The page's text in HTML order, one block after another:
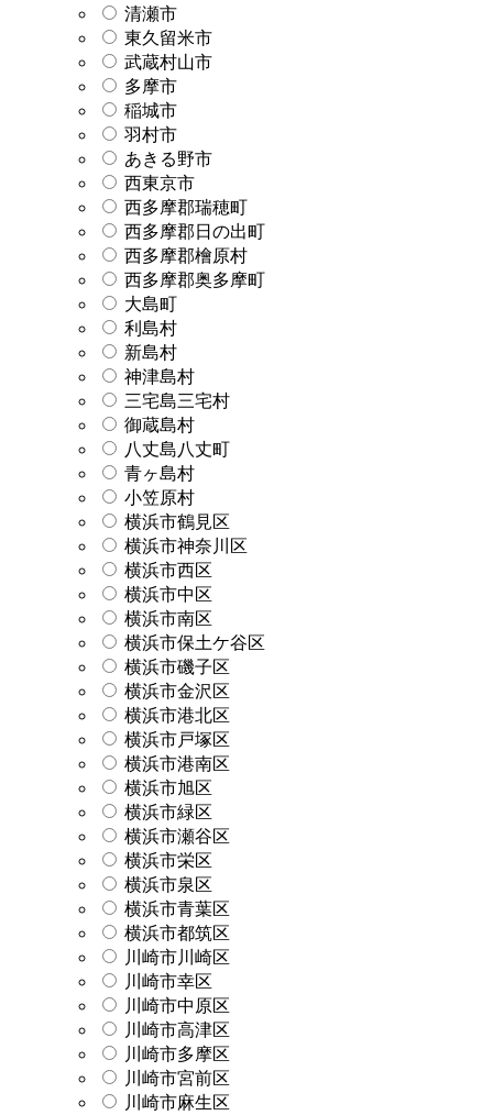
清瀬市
東久留米市
武蔵村山市
多摩市
稲城市
羽村市
あきる野市
西東京市
西多摩郡瑞穂町
西多摩郡日の出町
西多摩郡檜原村
西多摩郡奥多摩町
大島町
利島村
新島村
神津島村
三宅島三宅村
御蔵島村
八丈島八丈町
青ヶ島村
小笠原村
横浜市鶴見区
横浜市神奈川区
横浜市西区
横浜市中区
横浜市南区
横浜市保土ケ谷区
横浜市磯子区
横浜市金沢区
横浜市港北区
横浜市戸塚区
横浜市港南区
横浜市旭区
横浜市緑区
横浜市瀬谷区
横浜市栄区
横浜市泉区
横浜市青葉区
横浜市都筑区
川崎市川崎区
川崎市幸区
川崎市中原区
川崎市高津区
川崎市多摩区
川崎市宮前区
川崎市麻生区